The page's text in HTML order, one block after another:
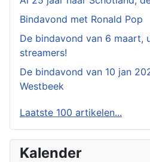
Bindavond met Ronald Pop
De bindavond van 6 maart,
streamers!
De bindavond van 10 jan
Westbeek
Laatste 100 artikelen...
Kalender